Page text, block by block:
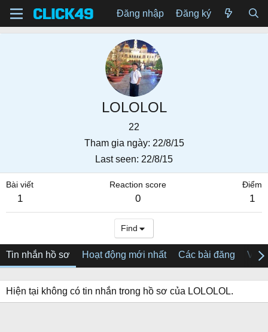
Đăng nhập Đăng ký
LOLOLOL
22
Tham gia ngày 22/8/15
Last seen 22/8/15
Bài viết
1
Reaction score
0
Điểm
1
Find
Tin nhắn hồ sơ Hoạt động mới nhất Các bài đăng Về
Hiện tại không có tin nhắn trong hồ sơ của LOLOLOL.